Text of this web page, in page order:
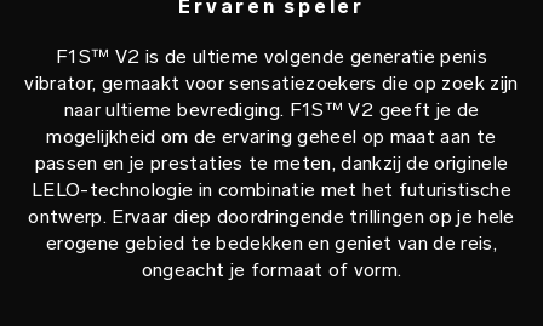
Ervaren speler
F1S™ V2 is de ultieme volgende generatie penis
vibrator, gemaakt voor sensatiezoekers die op zoek zijn
naar ultieme bevrediging. F1S™ V2 geeft je de
mogelijkheid om de ervaring geheel op maat aan te
passen en je prestaties te meten, dankzij de originele
LELO-technologie in combinatie met het futuristische
ontwerp. Ervaar diep doordringende trillingen op je hele
erogene gebied te bedekken en geniet van de reis,
ongeacht je formaat of vorm.